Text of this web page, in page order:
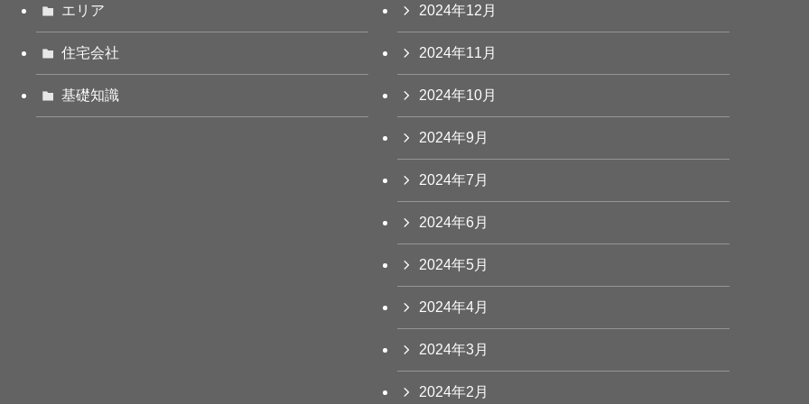
エリア
住宅会社
基礎知識
2024年12月
2024年11月
2024年10月
2024年9月
2024年7月
2024年6月
2024年5月
2024年4月
2024年3月
2024年2月